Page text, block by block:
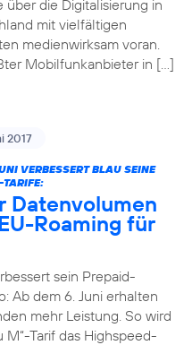
über die Digitalisierung in
mit vielfältigen
medienwirksam voran.
Mobilfunkanbieter in […]
2017
VERBESSERT BLAU SEINE
TARIFE:
Datenvolumen
Roaming für
sein Prepaid-
Ab dem 6. Juni erhalten
mehr Leistung. So wird
M“-Tarif das Highspeed-